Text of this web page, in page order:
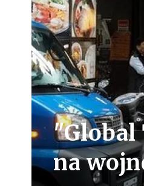
"Global
na